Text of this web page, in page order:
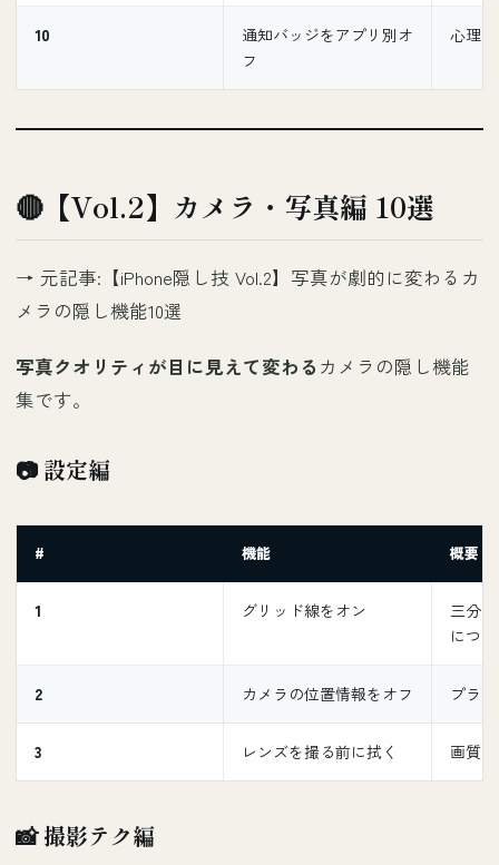
10
通知バッジをアプリ別オ
フ
心理
🔴【Vol.2】カメラ・写真編 10選
→ 元記事: 【iPhone隠し技 Vol.2】写真が劇的に変わるカ
メラの隠し機能10選
写真クオリティが目に見えて変わる カメラの隠し機能
集です。
📷 設定編
# 機能 概要
1 グリッド線をオン
三分
につく
2 カメラの位置情報をオフ プラ
3 レンズを撮る前に拭く 画質
📸 撮影テク編